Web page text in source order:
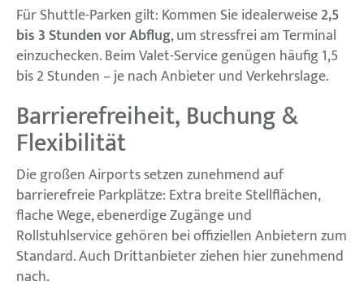
Für Shuttle-Parken gilt: Kommen Sie idealerweise2,5
bis 3 Stunden vor Abflug, um stressfrei am Terminal
einzuchecken. Beim Valet-Service genügen häufig 1,5
bis 2 Stunden – je nach Anbieter und Verkehrslage.
Barrierefreiheit, Buchung &
Flexibilität
Die großen Airports setzen zunehmend auf
barrierefreie Parkplätze: Extra breite Stellflächen,
flache Wege, ebenerdige Zugänge und
Rollstuhlservice gehören bei offiziellen Anbietern zum
Standard. Auch Drittanbieter ziehen hier zunehmend
nach.